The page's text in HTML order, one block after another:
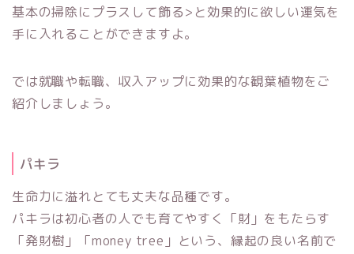
基本の掃除にプラスして飾る>と効果的に欲しい運気を
手に入れることができますよ。
では就職や転職、収入アップに効果的な観葉植物をご
紹介しましょう。
パキラ
生命力に溢れとても丈夫な品種です。
パキラは初心者の人でも育てやすく「財」をもたらす
「発財樹」「money tree」という、縁起の良い名前で